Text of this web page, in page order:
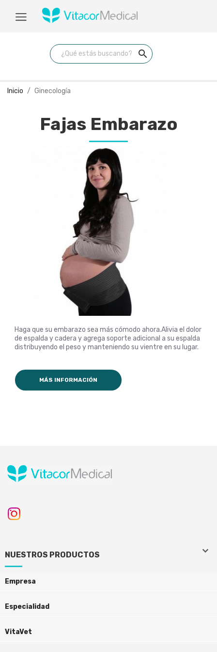
search
Inicio Ginecología
Fajas Embarazo
Haga que su embarazo sea más cómodo ahora.Alivia el dolor
de espalda y cadera y agrega soporte adicional a su espalda
distribuyendo el peso y manteniendo su vientre en su lugar.
MÁS INFORMACIÓN
keyboard_arrow_down
NUESTROS PRODUCTOS
Empresa
Especialidad
keyboard_arrow_down
VitaVet